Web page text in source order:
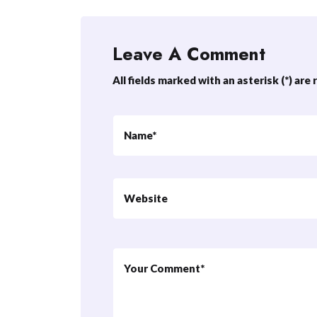
Leave A Comment
All fields marked with an asterisk (*) are